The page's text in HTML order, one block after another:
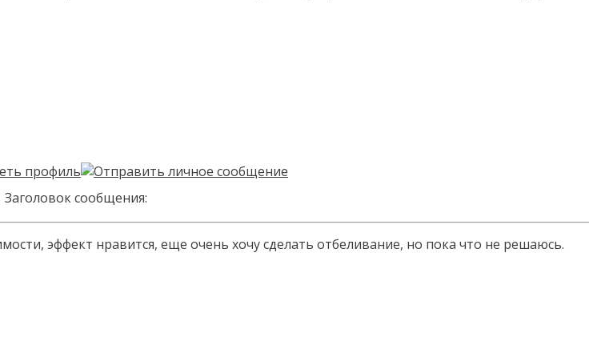
Заголовок сообщения:
эффект нравится, еще очень хочу сделать отбеливание, но пока что не решаюсь.